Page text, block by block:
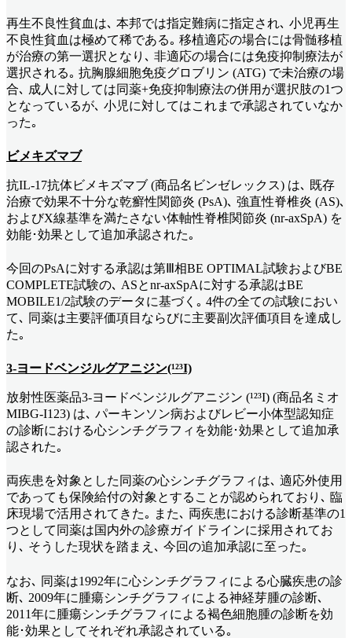
再生不良性貧血は､ 本邦では指定難病に指定され､ 小児再生
不良性貧血は極めて稀である｡ 移植適応の場合には骨髄移植
が治療の第一選択となり､ 非適応の場合には免疫抑制療法が
選択される｡ 抗胸腺細胞免疫グロブリン (ATG) で未治療の場
合､ 成人に対しては同薬+免疫抑制療法の併用が選択肢の1つ
となっているが､ 小児に対してはこれまで承認されていなか
った｡
ビメキズマブ
抗IL-17抗体ビメキズマブ (商品名ビンゼレックス) は､ 既存
治療で効果不十分な乾癬性関節炎 (PsA)､ 強直性脊椎炎 (AS)､
およびX線基準を満たさない体軸性脊椎関節炎 (nr-axSpA) を
効能･効果として追加承認された｡
今回のPsAに対する承認は第Ⅲ相BE OPTIMAL試験およびBE
COMPLETE試験の､ ASとnr-axSpAに対する承認はBE
MOBILE1/2試験のデータに基づく｡ 4件の全ての試験におい
て､ 同薬は主要評価項目ならびに主要副次評価項目を達成し
た｡
3-ヨードベンジルグアニジン(¹²³I)
放射性医薬品3-ヨードベンジルグアニジン (¹²³I) (商品名ミオ
MIBG-I123) は､ パーキンソン病およびレビー小体型認知症
の診断における心シンチグラフィを効能･効果として追加承
認された｡
両疾患を対象とした同薬の心シンチグラフィは､ 適応外使用
であっても保険給付の対象とすることが認められており､ 臨
床現場で活用されてきた｡ また､ 両疾患における診断基準の1
つとして同薬は国内外の診療ガイドラインに採用されてお
り､ そうした現状を踏まえ､ 今回の追加承認に至った｡
なお､ 同薬は1992年に心シンチグラフィによる心臓疾患の診
断､ 2009年に腫瘍シンチグラフィによる神経芽腫の診断､
2011年に腫瘍シンチグラフィによる褐色細胞腫の診断を効
能･効果としてそれぞれ承認されている｡